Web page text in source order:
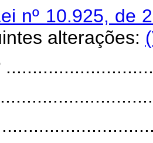
nº 10.925, de
alterações: